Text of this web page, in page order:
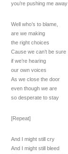
you’re pushing me away
Well who’s to blame,
are we making
the right choices
Cause we can’t be sure
if we’re hearing
our own voices
As we close the door
even though we are
so desperate to stay
[Repeat]
And I might still cry
And I might still bleed